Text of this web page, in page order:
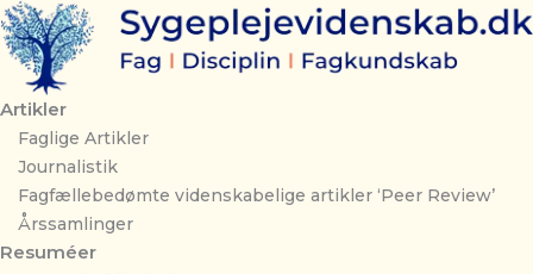
Gå
til
indholdet
Artikler
Faglige Artikler
Journalistik
Fagfællebedømte videnskabelige artikler ‘Peer Review’
Årssamlinger
Resuméer